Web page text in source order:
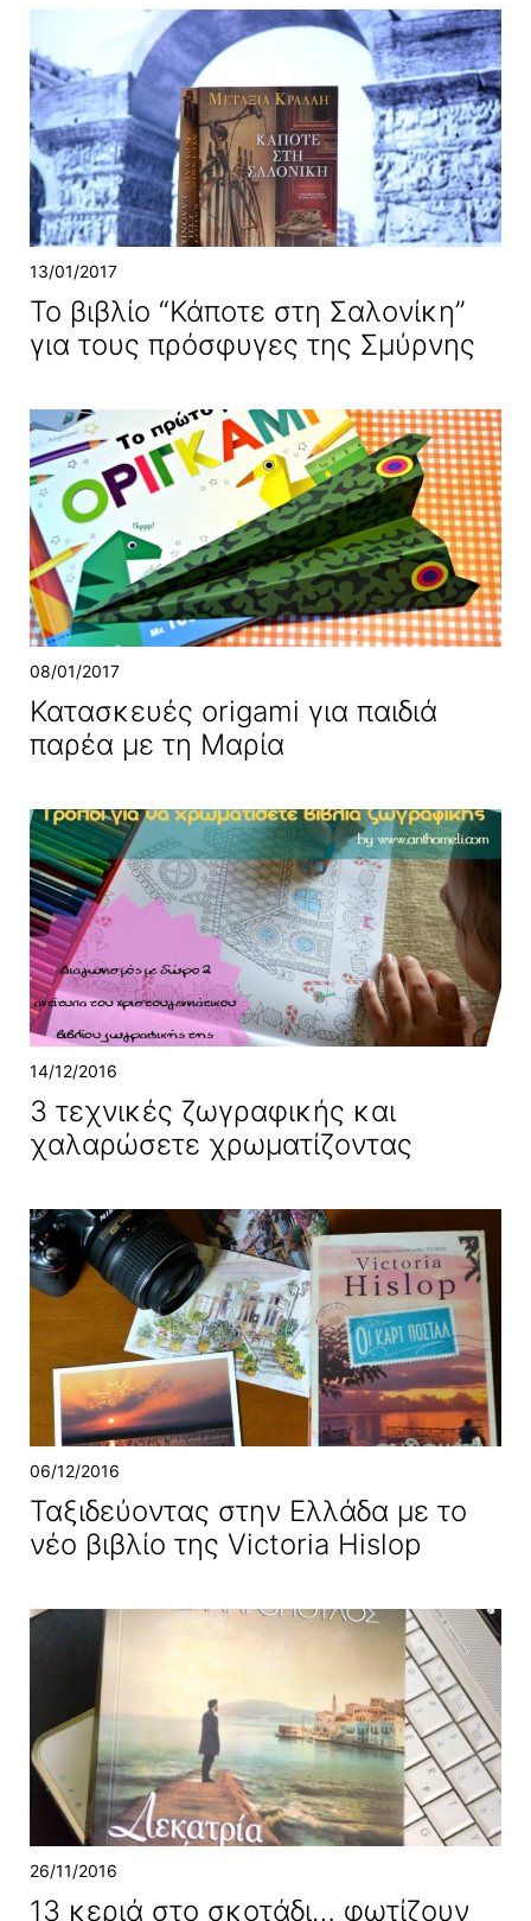
13/01/2017
Το βιβλίο “Κάποτε στη Σαλονίκη”
για τους πρόσφυγες της Σμύρνης
08/01/2017
Κατασκευές origami για παιδιά
παρέα με τη Μαρία
14/12/2016
3 τεχνικές ζωγραφικής και
χαλαρώσετε χρωματίζοντας
06/12/2016
Ταξιδεύοντας στην Ελλάδα με το
νέο βιβλίο της Victoria Hislop
26/11/2016
13 κεριά στο σκοτάδι… φωτίζουν